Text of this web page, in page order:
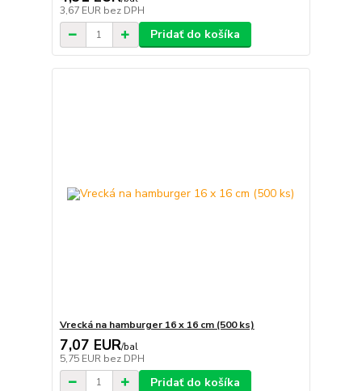
3,67 EUR bez DPH
Pridať do košíka
Vrecká na hamburger 16 x 16 cm (500 ks)
7,07 EUR/bal
5,75 EUR bez DPH
Pridať do košíka